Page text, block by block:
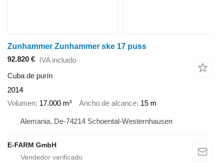
Zunhammer Zunhammer ske 17 puss
92.820 € IVA incluido
Cuba de purín
2014
Volumen 17.000 m³ Ancho de alcance 15 m
Alemania, De-74214 Schoental-Westernhausen
E-FARM GmbH